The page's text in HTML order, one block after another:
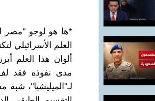
*ها هو لوجو "مصر
العلم الأسرائيلي
ألوان هذا العلم
مدى نفوذه فقد لف
لـ"الميليشيا"،